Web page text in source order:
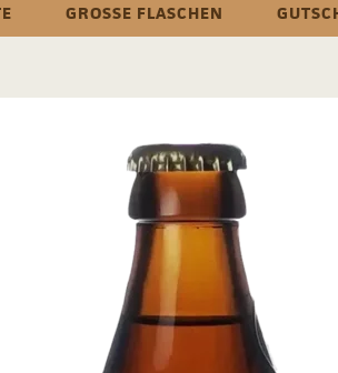
GROSSE FLASCHEN